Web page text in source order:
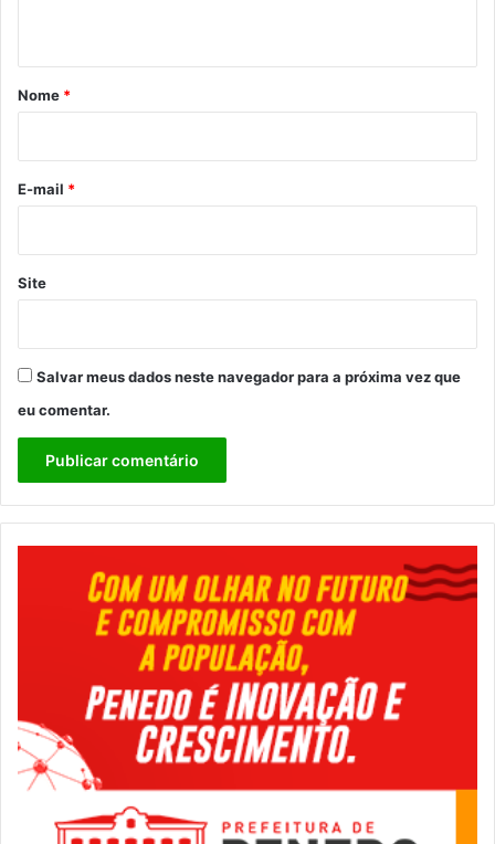
r
*
Nome *
E-mail *
Site
Salvar meus dados neste navegador para a próxima vez que
eu comentar.